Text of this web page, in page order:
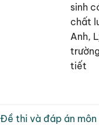
sinh
chất
Anh,
tiết
Đề thi và đáp án môn